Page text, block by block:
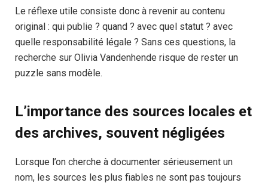
Le réflexe utile consiste donc à revenir au contenu
original : qui publie ? quand ? avec quel statut ? avec
quelle responsabilité légale ? Sans ces questions, la
recherche sur Olivia Vandenhende risque de rester un
puzzle sans modèle.
L’importance des sources locales et
des archives, souvent négligées
Lorsque l’on cherche à documenter sérieusement un
nom, les sources les plus fiables ne sont pas toujours